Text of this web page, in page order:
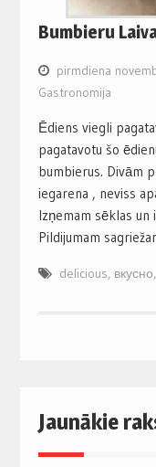
Bumbieru
pirmdiena
Gastronomija
Ēdiens viegli
pagatavotu šo
bumbierus. Divām
iegarena , neviss
Izņemam sēklas un
Pildijumam
delicious, вкусно,
Jaunākie